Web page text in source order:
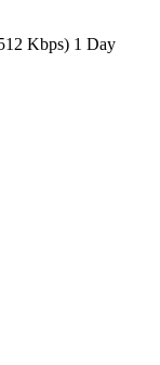
Kbps) 1 Day